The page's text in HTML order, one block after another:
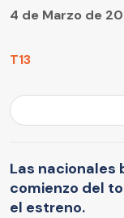
T13
4 de Marzo de
Las nacionales
comienzo del
el estreno.